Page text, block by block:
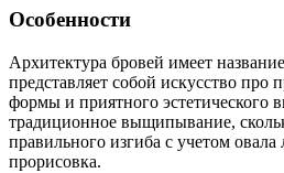
Особенности
Архитектура бровей имеет
представляет собой искусство
формы и приятного эстетического
традиционное выщипывание,
правильного изгиба с учетом
прорисовка.